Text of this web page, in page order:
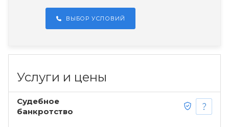
ВЫБОР УСЛОВИЙ
Услуги и цены
Судебное
банкротство